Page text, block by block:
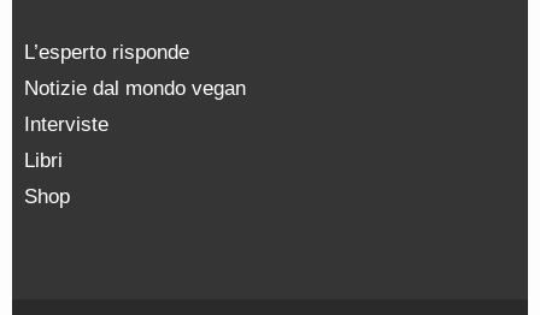
L’esperto risponde
Notizie dal mondo vegan
Interviste
Libri
Shop